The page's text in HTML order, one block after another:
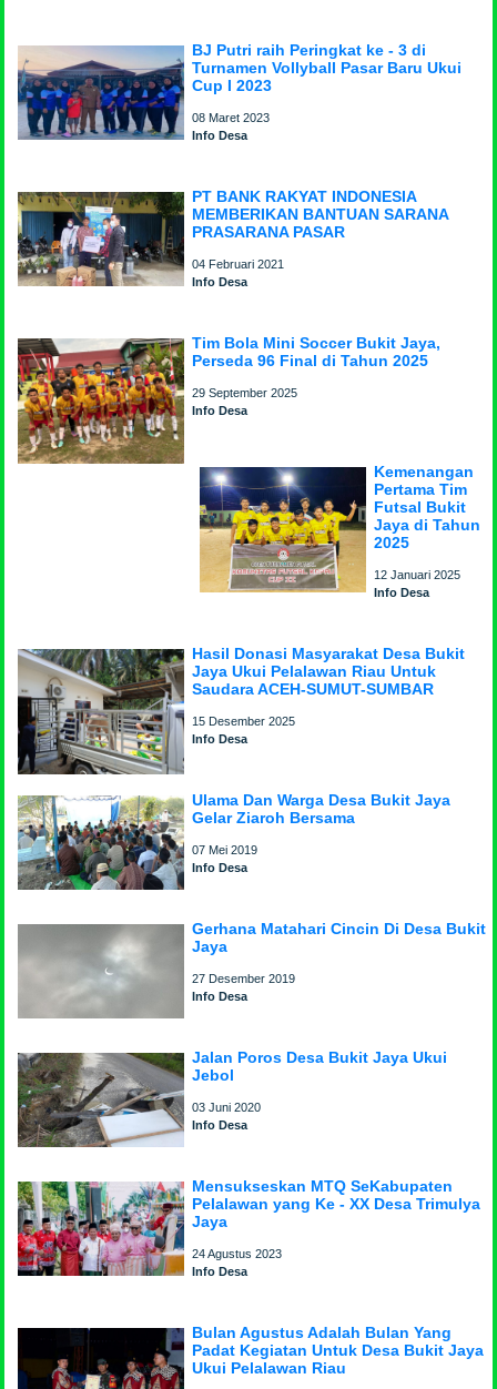
BJ Putri raih Peringkat ke - 3 di
Turnamen Vollyball Pasar Baru Ukui
Cup I 2023
08 Maret 2023
Info Desa
PT BANK RAKYAT INDONESIA
MEMBERIKAN BANTUAN SARANA
PRASARANA PASAR
04 Februari 2021
Info Desa
Tim Bola Mini Soccer Bukit Jaya,
Perseda 96 Final di Tahun 2025
29 September 2025
Info Desa
Kemenangan
Pertama Tim
Futsal Bukit
Jaya di Tahun
2025
12 Januari 2025
Info Desa
Hasil Donasi Masyarakat Desa Bukit
Jaya Ukui Pelalawan Riau Untuk
Saudara ACEH-SUMUT-SUMBAR
15 Desember 2025
Info Desa
Ulama Dan Warga Desa Bukit Jaya
Gelar Ziaroh Bersama
07 Mei 2019
Info Desa
Gerhana Matahari Cincin Di Desa Bukit
Jaya
27 Desember 2019
Info Desa
Jalan Poros Desa Bukit Jaya Ukui
Jebol
03 Juni 2020
Info Desa
Mensukseskan MTQ SeKabupaten
Pelalawan yang Ke - XX Desa Trimulya
Jaya
24 Agustus 2023
Info Desa
Bulan Agustus Adalah Bulan Yang
Padat Kegiatan Untuk Desa Bukit Jaya
Ukui Pelalawan Riau